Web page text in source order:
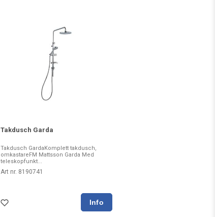
Takdusch Garda
Takdusch GardaKomplett takdusch,
omkastareFM Mattsson Garda Med
teleskopfunkt...
Art nr. 8190741